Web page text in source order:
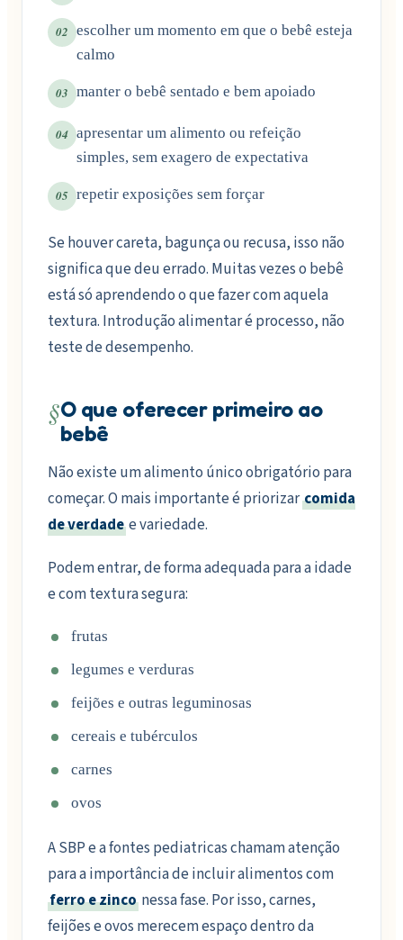
02 escolher um momento em que o bebê esteja
calmo
03 manter o bebê sentado e bem apoiado
04 apresentar um alimento ou refeição
simples, sem exagero de expectativa
05 repetir exposições sem forçar
Se houver careta, bagunça ou recusa, isso não
significa que deu errado. Muitas vezes o bebê
está só aprendendo o que fazer com aquela
textura. Introdução alimentar é processo, não
teste de desempenho.
§O que oferecer primeiro ao
bebê
Não existe um alimento único obrigatório para
começar. O mais importante é priorizarcomida
de verdade e variedade.
Podem entrar, de forma adequada para a idade
e com textura segura:
frutas
legumes e verduras
feijões e outras leguminosas
cereais e tubérculos
carnes
ovos
A SBP e a fontes pediatricas chamam atenção
para a importância de incluir alimentos com
ferro e zinco nessa fase. Por isso, carnes,
feijões e ovos merecem espaço dentro da